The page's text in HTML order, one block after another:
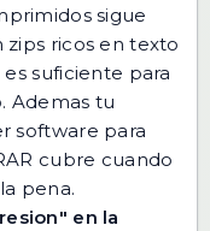
sigue
zips ricos en texto
es suficiente para
Ademas tu
software para
cubre cuando
pena.
en la